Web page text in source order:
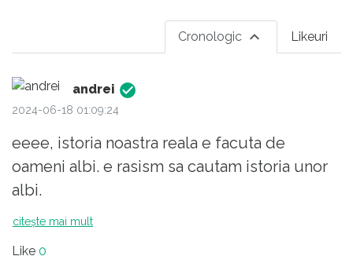
Likeuri
Cronologic
andrei
2024-06-18 01:09:24
eeee, istoria noastra reala e facuta de
oameni albi. e rasism sa cautam istoria unor
albi.
citește mai mult
Like 0